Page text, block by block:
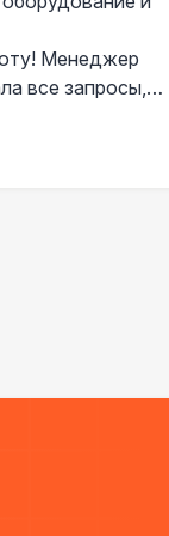
Менеджер
все запросы,
тревоги